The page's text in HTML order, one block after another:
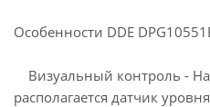
Особенности DDE
Визуальный контроль - На
располагается датчик